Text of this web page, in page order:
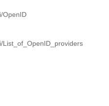
OpenID
List_of_OpenID_providers